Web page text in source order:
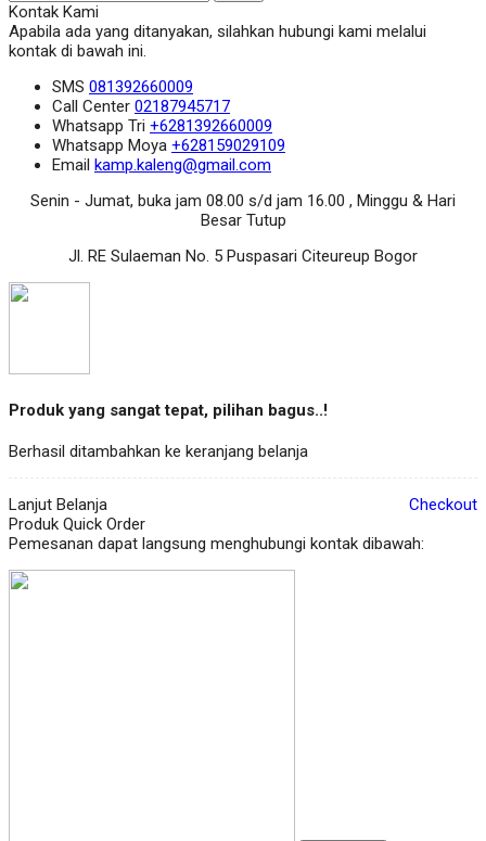
Kontak Kami
Apabila ada yang ditanyakan, silahkan hubungi kami melalui
kontak di bawah ini.
SMS 081392660009
Call Center 02187945717
Whatsapp Tri +6281392660009
Whatsapp Moya +628159029109
Email kamp.kaleng@gmail.com
Senin - Jumat, buka jam 08.00 s/d jam 16.00 , Minggu & Hari
Besar Tutup
Jl. RE Sulaeman No. 5 Puspasari Citeureup Bogor
Produk yang sangat tepat, pilihan bagus..!
Berhasil ditambahkan ke keranjang belanja
Lanjut Belanja
Checkout
Produk Quick Order
Pemesanan dapat langsung menghubungi kontak dibawah: